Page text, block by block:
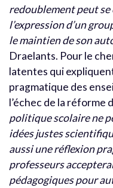
redoublement peut se
l’expression d’un
le maintien de son
Draelants. Pour le
latentes qui
pragmatique des
l’échec de la réforme
politique scolaire ne
idées justes
aussi une réflexion
professeurs
pédagogiques pour